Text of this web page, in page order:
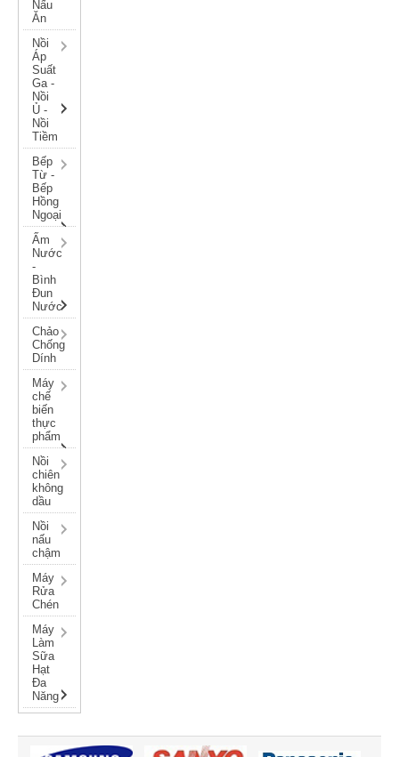
Nấu
Ăn
Nồi
Áp
Suất
Ga -
Nồi
Ủ -
Nồi
Tiềm
Bếp
Từ -
Bếp
Hồng
Ngoại
Ấm
Nước
-
Bình
Đun
Nước
Chảo
Chống
Dính
Máy
chế
biến
thực
phẩm
Nồi
chiên
không
dầu
Nồi
nấu
chậm
Máy
Rửa
Chén
Máy
Làm
Sữa
Hạt
Đa
Năng